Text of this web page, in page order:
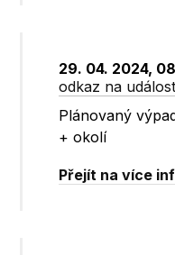
29. 04. 2024,
odkaz na událost
Plánovaný
+ okolí
Přejít na více